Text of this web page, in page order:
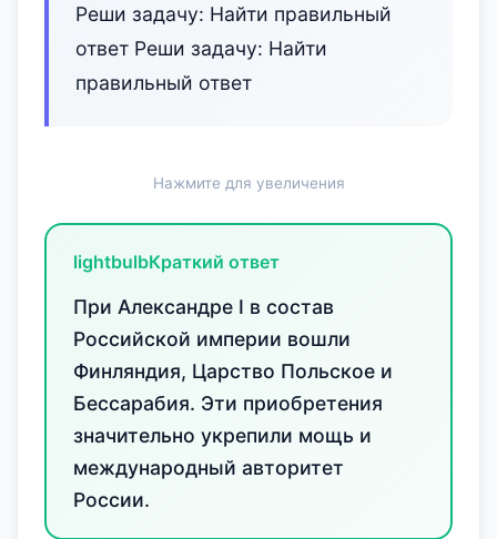
Реши задачу: Найти правильный
ответ Реши задачу: Найти
правильный ответ
Нажмите для увеличения
lightbulbКраткий ответ
При Александре I в состав
Российской империи вошли
Финляндия, Царство Польское и
Бессарабия. Эти приобретения
значительно укрепили мощь и
международный авторитет
России.